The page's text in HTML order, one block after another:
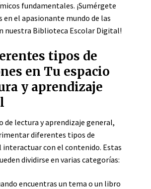
fundamentales. ¡Sumérgete
en el apasionante mundo de las
nuestra Biblioteca Escolar Digital!
tipos de
en Tu espacio
y aprendizaje
de lectura y aprendizaje general,
diferentes tipos de
interactuar con el contenido. Estas
dividirse en varias categorías:
encuentras un tema o un libro